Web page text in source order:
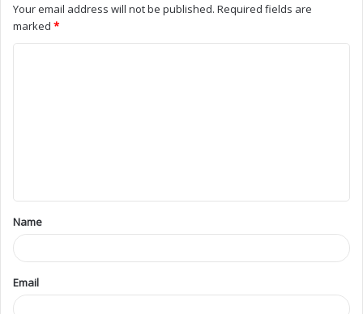
Your email address will not be published. Required fields are
marked *
Name
Email